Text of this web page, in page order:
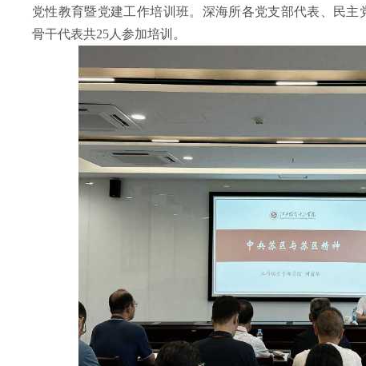
党性教育暨党建工作培训班。深海所各党支部代表、民
骨干代表共25人参加培训。